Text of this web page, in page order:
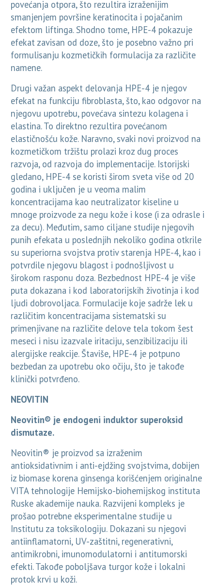
povećanja otpora, što rezultira izraženijim
smanjenjem površine keratinocita i pojačanim
efektom liftinga. Shodno tome, HPE-4 pokazuje
efekat zavisan od doze, što je posebno važno pri
formulisanju kozmetičkih formulacija za različite
namene.
Drugi važan aspekt delovanja HPE-4 je njegov
efekat na funkciju fibroblasta, što, kao odgovor na
njegovu upotrebu, povećava sintezu kolagena i
elastina. To direktno rezultira povećanom
elastičnošću kože. Naravno, svaki novi proizvod na
kozmetičkom tržištu prolazi kroz dug proces
razvoja, od razvoja do implementacije. Istorijski
gledano, HPE-4 se koristi širom sveta više od 20
godina i uključen je u veoma malim
koncentracijama kao neutralizator kiseline u
mnoge proizvode za negu kože i kose (i za odrasle i
za decu). Međutim, samo ciljane studije njegovih
punih efekata u poslednjih nekoliko godina otkrile
su superiorna svojstva protiv starenja HPE-4, kao i
potvrdile njegovu blagost i podnošljivost u
širokom rasponu doza. Bezbednost HPE-4 je više
puta dokazana i kod laboratorijskih životinja i kod
ljudi dobrovoljaca. Formulacije koje sadrže lek u
različitim koncentracijama sistematski su
primenjivane na različite delove tela tokom šest
meseci i nisu izazvale iritaciju, senzibilizaciju ili
alergijske reakcije. Štaviše, HPE-4 je potpuno
bezbedan za upotrebu oko očiju, što je takođe
klinički potvrđeno.
NEOVITIN
Neovitin® je endogeni induktor superoksid
dismutaze.
Neovitin® je proizvod sa izraženim
antioksidativnim i anti-ejdžing svojstvima, dobijen
iz biomase korena ginsenga korišćenjem originalne
VITA tehnologije Hemijsko-biohemijskog instituta
Ruske akademije nauka. Razvijeni kompleks je
prošao potrebne eksperimentalne studije u
Institutu za toksikologiju. Dokazani su njegovi
antiinflamatorni, UV-zaštitni, regenerativni,
antimikrobni, imunomodulatorni i antitumorski
efekti. Takođe poboljšava turgor kože i lokalni
protok krvi u koži.